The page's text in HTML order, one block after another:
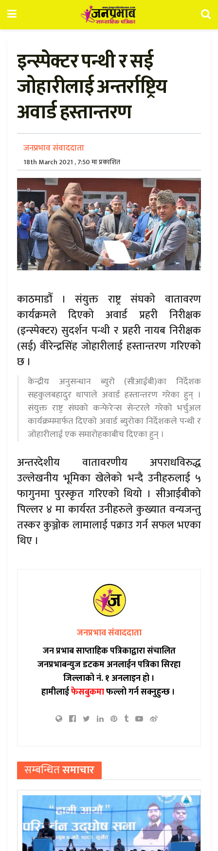
इन्स्पेक्टर पन्थी र सई
जोहारीलाई अन्तर्राष्ट्रिय
अवार्ड हस्तान्तरण
जनप्रभाव संवाददाता
18th March 2021 , 7:50 मा प्रकाशित
काठमाडौँ । संयुक्त राष्ट्र संघको वातावरण
कार्यक्रमले दिएको अवार्ड प्रहरी निरीक्षक
(इन्स्पेक्टर) सुदर्शन पन्थी र प्रहरी नायब निरीक्षक
(सई) वीरेन्द्रसिंह जोहारीलाई हस्तान्तरण गरिएको
छ ।
केन्द्रीय अनुसन्धान ब्युरो (सीआईबी)का निर्देशक
सहकुलबहादुर थापाले अवार्ड हस्तान्तरण गरेका हुन् ।
संयुक्त राष्ट्र संघको कन्फेरेन्स सेन्टरले गरेको भर्चुअल
कार्यक्रममार्फत दिएको अवार्ड ब्युरोका निर्देशकले पन्थी र
जोहारीलाई एक समारोहकाबीच दिएका हुन् ।
अन्तरदेशीय वातावरणीय अपराधविरुद्ध
उल्लेखनीय भूमिका खेलेको भन्दै उनीहरुलाई ५
फागुनमा पुरस्कृत गरिएको थियो । सीआईबीको
पिल्लर ४ मा कार्यरत उनीहरुले कुख्यात वन्यजन्तु
तस्कर कुञ्जोक लामालाई पक्राउ गर्न सफल भएका
थिए ।
जनप्रभाव संवाददाता
जन प्रभाब साप्ताहिक पत्रिकाद्वारा संचालित
जनप्रभाबन्युज डटकम अनलाईन पत्रिका सिरहा
जिल्लाको नं. १ अनलाइन हो ।
हामीलाईफेसबुकमाफल्लो गर्न सक्नुहुन्छ ।
सम्बन्धितसमाचार